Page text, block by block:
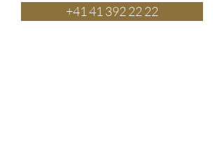
‍+41 41 392 22 22